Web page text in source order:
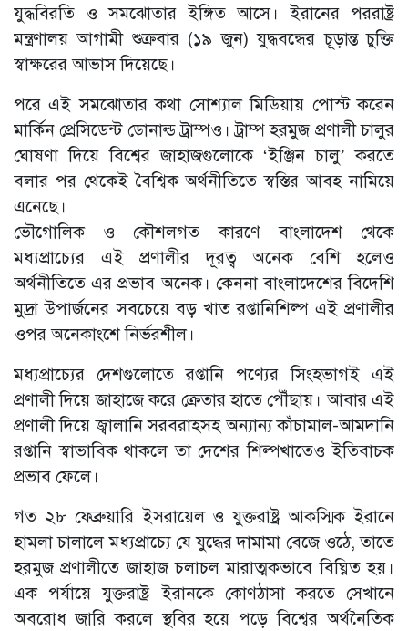
যুদ্ধবিরতি ও সমঝোতার ইঙ্গিত আসে। ইরানের পররাষ্ট্র
মন্ত্রণালয় আগামী শুক্রবার (১৯ জুন) যুদ্ধবন্ধের চূড়ান্ত চুক্তি
স্বাক্ষরের আভাস দিয়েছে।
পরে এই সমঝোতার কথা সোশ্যাল মিডিয়ায় পোস্ট করেন
মার্কিন প্রেসিডেন্ট ডোনাল্ড ট্রাম্পও। ট্রাম্প হরমুজ প্রণালী চালুর
ঘোষণা দিয়ে বিশ্বের জাহাজগুলোকে ‘ইঞ্জিন চালু’ করতে
বলার পর থেকেই বৈশ্বিক অর্থনীতিতে স্বস্তির আবহ নামিয়ে
এনেছে।
ভৌগোলিক ও কৌশলগত কারণে বাংলাদেশ থেকে
মধ্যপ্রাচ্যের এই প্রণালীর দূরত্ব অনেক বেশি হলেও
অর্থনীতিতে এর প্রভাব অনেক। কেননা বাংলাদেশের বিদেশি
‍মুদ্রা উপার্জনের সবচেয়ে বড় খাত রপ্তানিশিল্প এই প্রণালীর
ওপর অনেকাংশে নির্ভরশীল।
মধ্যপ্রাচ্যের দেশগুলোতে রপ্তানি পণ্যের সিংহভাগই এই
প্রণালী দিয়ে জাহাজে করে ক্রেতার হাতে পৌঁছায়। আবার এই
প্রণালী দিয়ে জ্বালানি সরবরাহসহ অন্যান্য কাঁচামাল-আমদানি
রপ্তানি স্বাভাবিক থাকলে তা দেশের শিল্পখাতেও ইতিবাচক
প্রভাব ফেলে।
গত ২৮ ফেব্রুয়ারি ইসরায়েল ও ‍যুক্তরাষ্ট্র আকস্মিক ইরানে
হামলা চালালে মধ্যপ্রাচ্যে যে যুদ্ধের দামামা বেজে ওঠে, তাতে
হরমুজ প্রণালীতে জাহাজ চলাচল মারাত্মকভাবে বিঘ্নিত হয়।
এক পর্যায়ে যুক্তরাষ্ট্র ইরানকে কোণঠাসা করতে সেখানে
অবরোধ জারি করলে স্থবির হয়ে পড়ে বিশ্বের অর্থনৈতিক